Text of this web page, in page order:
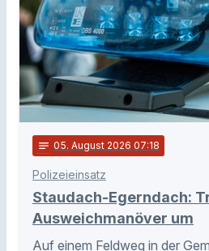
notes 05. August 2026 07:18
Polizeieinsatz
Staudach-Egerndach:
Ausweichmanöver um
Auf einem Feldweg in der